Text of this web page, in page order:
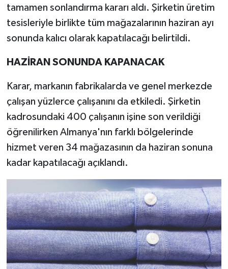
tamamen sonlandırma kararı aldı. Şirketin üretim
tesisleriyle birlikte tüm mağazalarının haziran ayı
sonunda kalıcı olarak kapatılacağı belirtildi.
HAZİRAN SONUNDA KAPANACAK
Karar, markanın fabrikalarda ve genel merkezde
çalışan yüzlerce çalışanını da etkiledi. Şirketin
kadrosundaki 400 çalışanın işine son verildiği
öğrenilirken Almanya'nın farklı bölgelerinde
hizmet veren 34 mağazasının da haziran sonuna
kadar kapatılacağı açıklandı.